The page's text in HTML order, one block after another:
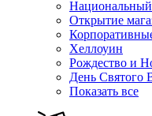
Открытие
Хеллоуин
Рождество и
День Святого
Показать все